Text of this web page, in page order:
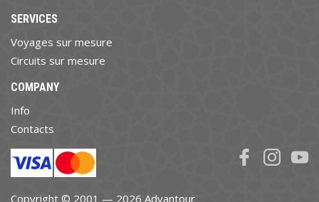
SERVICES
Voyages sur mesure
Circuits sur mesure
COMPANY
Info
Contacts
Copyright © 2001 — 2026 Advantour